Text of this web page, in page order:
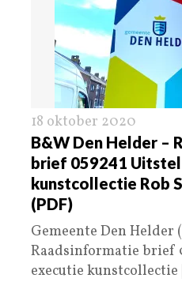
18 oktober 2020
B&W Den Helder –
brief 059241
kunstcollectie Rob
(PDF)
Gemeente Den
Raadsinformatie brief
executie kunstcollectie